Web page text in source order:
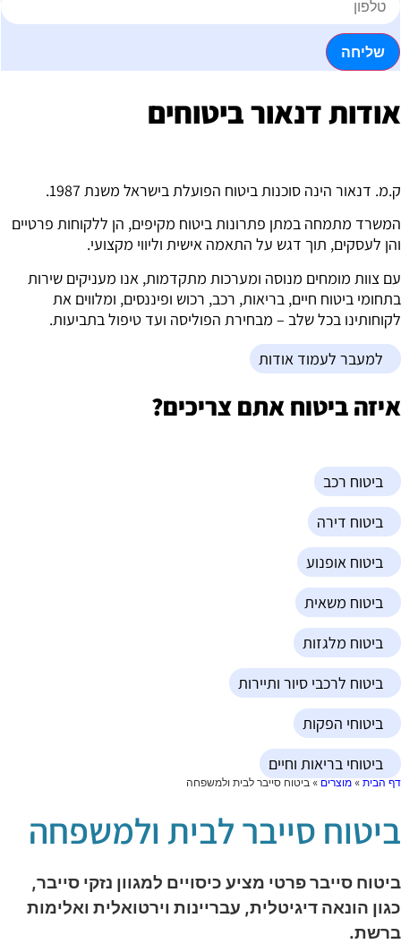
שליחה
דנאור ביטוחים
דנאור הינה סוכנות ביטוח הפועלת בישראל משנת 1987.
מתמחה במתן פתרונות ביטוח מקיפים, הן ללקוחות פרטיים
לעסקים, תוך דגש על התאמה אישית וליווי מקצועי.
צוות מומחים מנוסה ומערכות מתקדמות, אנו מעניקים שירות
ביטוח חיים, בריאות, רכב, רכוש ופיננסים, ומלווים את
בכל שלב – מבחירת הפוליסה ועד טיפול בתביעות.
למעבר לעמוד אודות
ביטוח אתם צריכים?
ביטוח רכב
ביטוח דירה
ביטוח אופנוע
ביטוח משאית
ביטוח מלגזות
ביטוח לרכבי סיור ותיירות
ביטוחי הפקות
ביטוחי בריאות וחיים
הבית»מוצרים»ביטוח סייבר לבית ולמשפחה
סייבר לבית ולמשפחה
סייבר פרטי מציע כיסויים למגוון נזקי סייבר,
הונאה דיגיטלית, עבריינות וירטואלית ואלימות